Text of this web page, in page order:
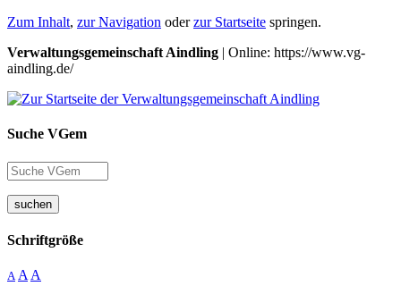
Zum Inhalt, zur Navigation oderzur Startseite springen.
Verwaltungsgemeinschaft Aindling | Online: https://www.vg-
aindling.de/
Suche VGem
suchen
Schriftgröße
A A A